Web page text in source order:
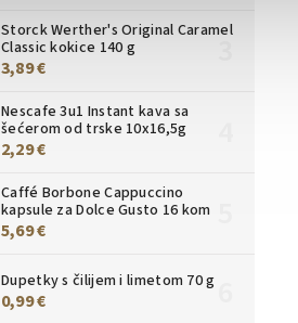
Storck Werther's Original Caramel
Classic kokice 140 g
3,89 €
Nescafe 3u1 Instant kava sa
šećerom od trske 10x16,5g
2,29 €
Caffé Borbone Cappuccino
kapsule za Dolce Gusto 16 kom
5,69 €
Dupetky s čilijem i limetom 70 g
0,99 €